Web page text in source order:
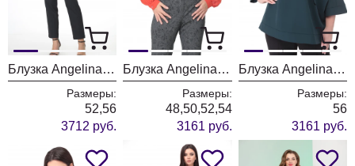
Блузка Angelina & Company 511 молочный
Размеры:
52,56
3712 руб.
Блузка Angelina & Company 508к красный
Размеры:
48,50,52,54
3161 руб.
Блузка Angelina & Company 492з изумруд
Размеры:
56
3161 руб.